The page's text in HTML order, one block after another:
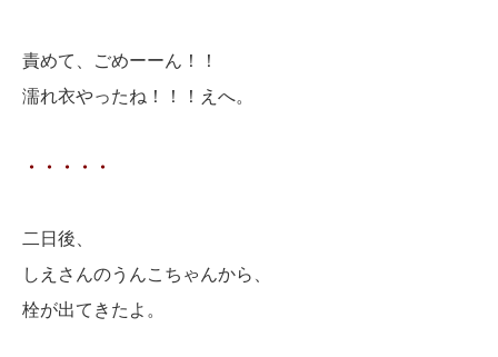
責めて、ごめーーん！！
濡れ衣やったね！！！えへ。
・・・・・
二日後、
しえさんのうんこちゃんから、
栓が出てきたよ。